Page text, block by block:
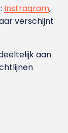
Instragram,
verschijnt
aan